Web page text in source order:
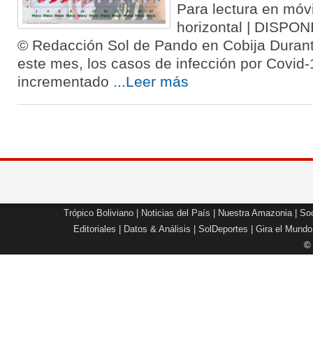
Para lectura en
horizontal |
© Redacción Sol de Pando en Cobija
este mes, los casos de infección por
incrementado ...Leer más
Trópico Boliviano Noticias del País Nuestra Amazonia|
Editoriales
Datos & Análisis SolDeportes Gira el Mundo
©